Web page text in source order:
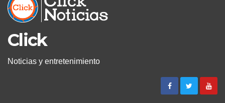
Click
Noticias y entretenimiento